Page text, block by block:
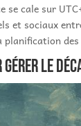
se cale sur
et sociaux
gérer le